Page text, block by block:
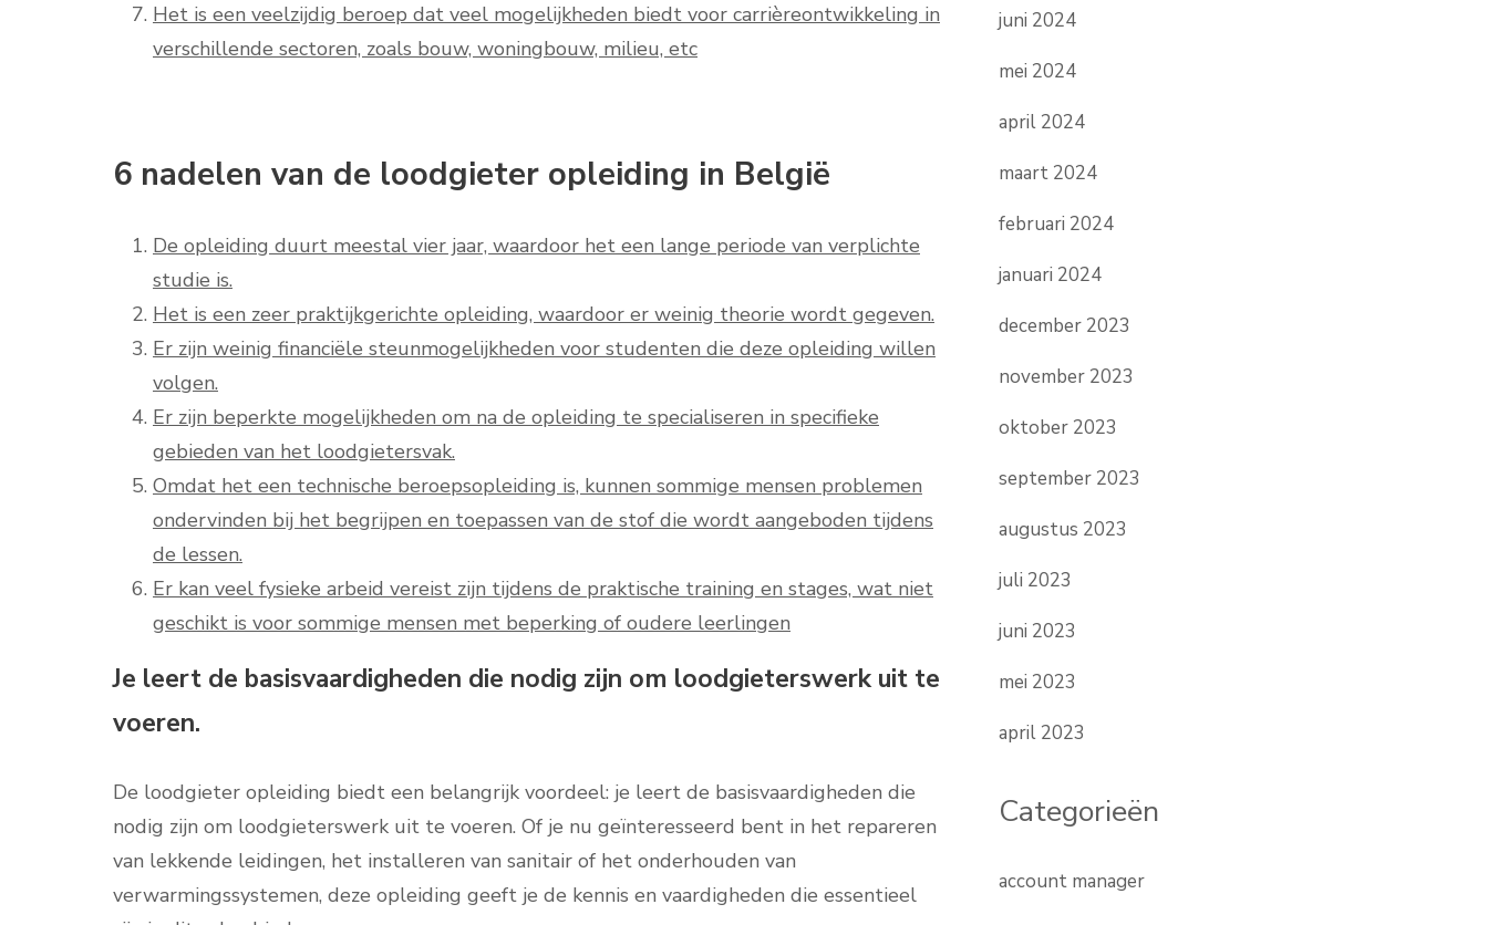
Het is een veelzijdig beroep dat veel mogelijkheden biedt voor carrièreontwikkeling in
verschillende sectoren, zoals bouw, woningbouw, milieu, etc
6 nadelen van de loodgieter opleiding in België
De opleiding duurt meestal vier jaar, waardoor het een lange periode van verplichte
studie is.
Het is een zeer praktijkgerichte opleiding, waardoor er weinig theorie wordt gegeven.
Er zijn weinig financiële steunmogelijkheden voor studenten die deze opleiding willen
volgen.
Er zijn beperkte mogelijkheden om na de opleiding te specialiseren in specifieke
gebieden van het loodgietersvak.
Omdat het een technische beroepsopleiding is, kunnen sommige mensen problemen
ondervinden bij het begrijpen en toepassen van de stof die wordt aangeboden tijdens
de lessen.
Er kan veel fysieke arbeid vereist zijn tijdens de praktische training en stages, wat niet
geschikt is voor sommige mensen met beperking of oudere leerlingen
Je leert de basisvaardigheden die nodig zijn om loodgieterswerk uit te
voeren.
De loodgieter opleiding biedt een belangrijk voordeel: je leert de basisvaardigheden die
nodig zijn om loodgieterswerk uit te voeren. Of je nu geïnteresseerd bent in het repareren
van lekkende leidingen, het installeren van sanitair of het onderhouden van
verwarmingssystemen, deze opleiding geeft je de kennis en vaardigheden die essentieel
juni 2024
mei 2024
april 2024
maart 2024
februari 2024
januari 2024
december 2023
november 2023
oktober 2023
september 2023
augustus 2023
juli 2023
juni 2023
mei 2023
april 2023
Categorieën
account manager